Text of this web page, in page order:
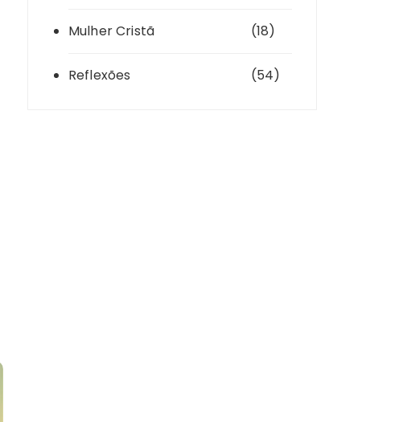
Mulher Cristã (18)
Reflexões (54)